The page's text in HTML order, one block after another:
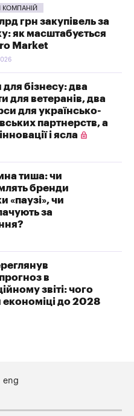
КОМПАНІЙ
грн закупівель за
як масштабується
Market
для бізнесу: два
для ветеранів, два
для українсько-
партнерств, а
і ясла
тиша: чи
бренди
«паузі», чи
за
в
звіті: чого
економіці до 2028
eng